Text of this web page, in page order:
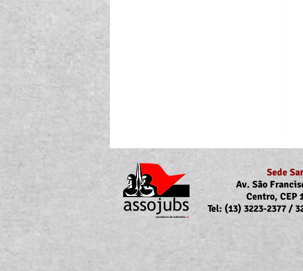
Portaria Nº 10.855/2026
Sede
Av. São
Centro, CEP
Tel: (13) 3223-2377 /